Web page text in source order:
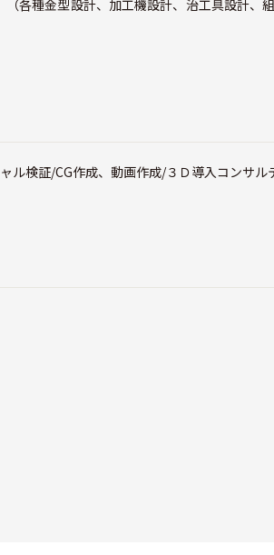
各種金型設計、加工機設計、治工具設計、
ル検証/CG作成、動画作成/３Ｄ導入コンサル